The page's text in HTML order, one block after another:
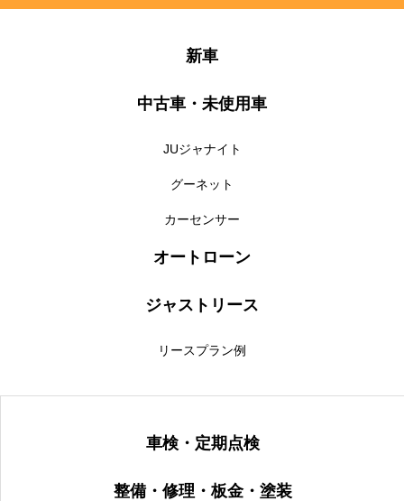
新車
中古車・未使用車
JUジャナイト
グーネット
カーセンサー
オートローン
ジャストリース
リースプラン例
車検・定期点検
整備・修理・板金・塗装